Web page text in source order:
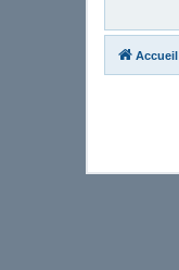
Accueil